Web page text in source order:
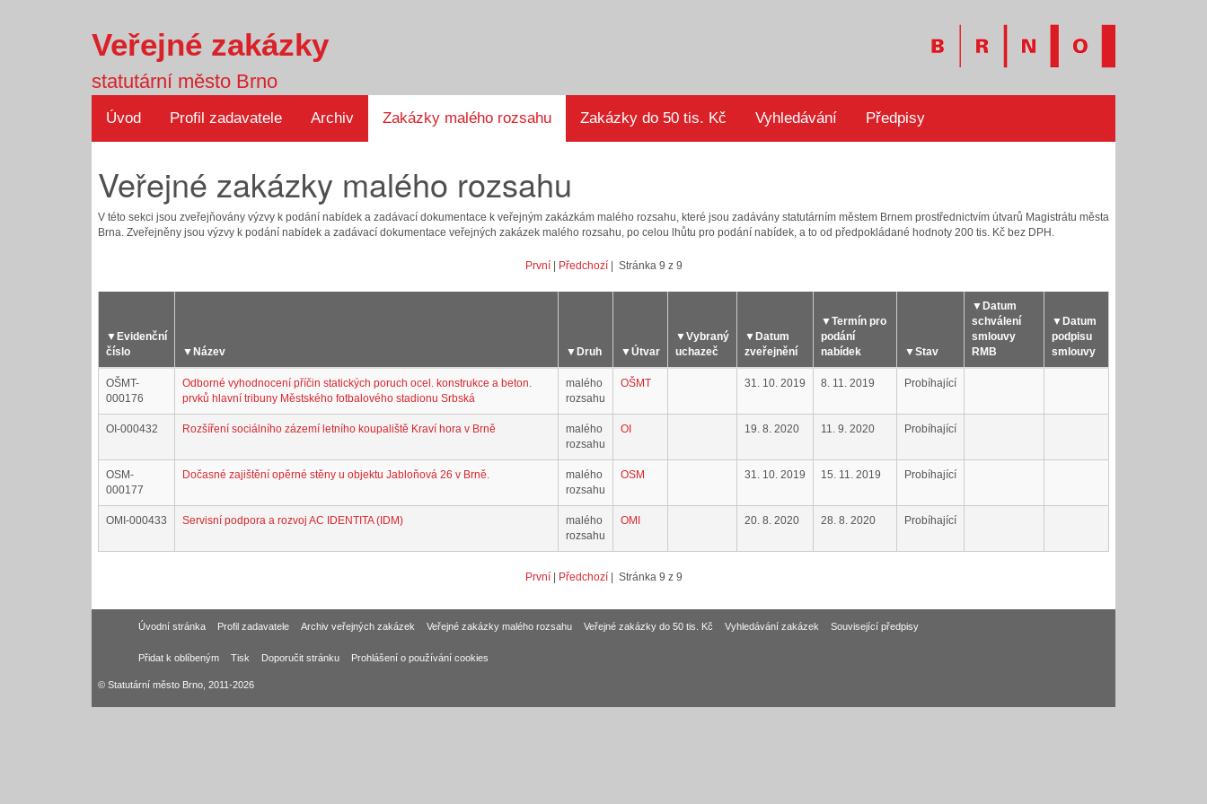
Veřejné zakázky
statutární město Brno
Úvod Profil zadavatele Archiv Zakázky malého rozsahu Zakázky do 50 tis. Kč Vyhledávání Předpisy
Veřejné zakázky malého rozsahu
V této sekci jsou zveřejňovány výzvy k podání nabídek a zadávací dokumentace k veřejným zakázkám malého rozsahu, které jsou zadávány statutárním městem Brnem prostřednictvím útvarů Magistrátu města
Brna. Zveřejněny jsou výzvy k podání nabídek a zadávací dokumentace veřejných zakázek malého rozsahu, po celou lhůtu pro podání nabídek, a to od předpokládané hodnoty 200 tis. Kč bez DPH.
První| Předchozí| Stránka 9 z 9
▼ Evidenční
číslo
▼ Název ▼ Druh ▼Útvar
▼Vybraný
uchazeč
▼ Datum
zveřejnění
▼Termín pro
podání
nabídek
▼Stav
▼ Datum
schválení
smlouvy
RMB
▼ Datum
podpisu
smlouvy
OŠMT-
000176
Odborné vyhodnocení příčin statických poruch ocel. konstrukce a beton.
prvků hlavní tribuny Městského fotbalového stadionu Srbská
malého
rozsahu
OŠMT 31. 10. 2019 8. 11. 2019 Probíhající
OI-000432 Rozšíření sociálního zázemí letního koupaliště Kraví hora v Brně
malého
rozsahu
OI 19. 8. 2020 11. 9. 2020 Probíhající
OSM-
000177
Dočasné zajištění opěrné stěny u objektu Jabloňová 26 v Brně.
malého
rozsahu
OSM 31. 10. 2019 15. 11. 2019 Probíhající
OMI-000433 Servisní podpora a rozvoj AC IDENTITA (IDM)
malého
rozsahu
OMI 20. 8. 2020 28. 8. 2020 Probíhající
První| Předchozí| Stránka 9 z 9
Úvodní stránka Profil zadavatele Archiv veřejných zakázek Veřejné zakázky malého rozsahu Veřejné zakázky do 50 tis. Kč Vyhledávání zakázek Související předpisy
Přidat k oblíbeným Tisk Doporučit stránku Prohlášení o používání cookies
© Statutární město Brno, 2011-2026